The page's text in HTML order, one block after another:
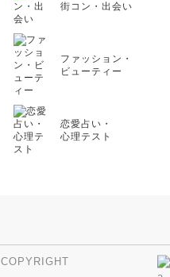
街コン・出会い
ファッション・
ビューティー
恋愛占い・
心理テスト
COPYRIGHT